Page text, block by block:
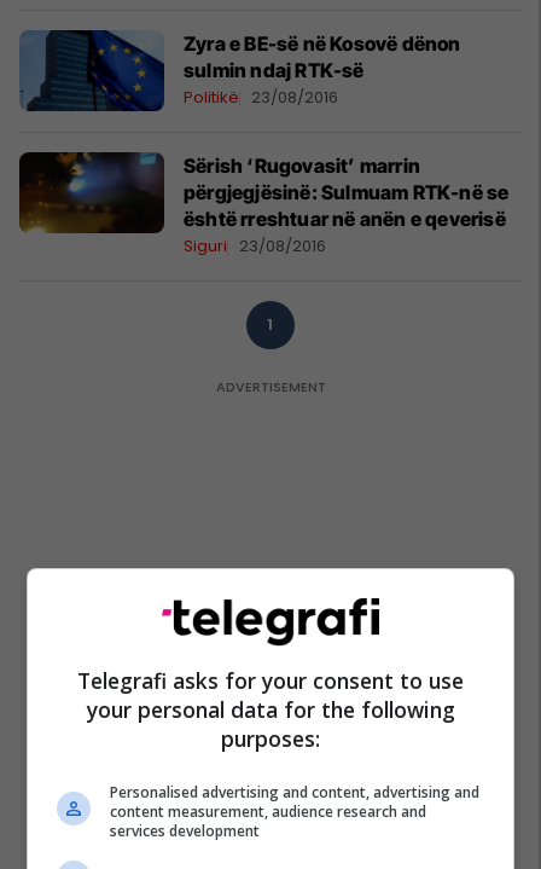
Zyra e BE-së në Kosovë dënon
sulmin ndaj RTK-së
Politikë 23/08/2016
Sërish ‘Rugovasit’ marrin
përgjegjësinë: Sulmuam RTK-në se
është rreshtuar në anën e qeverisë
Siguri 23/08/2016
1
Telegrafi asks for your consent to use
your personal data for the following
purposes:
Personalised advertising and content, advertising and
content measurement, audience research and
services development